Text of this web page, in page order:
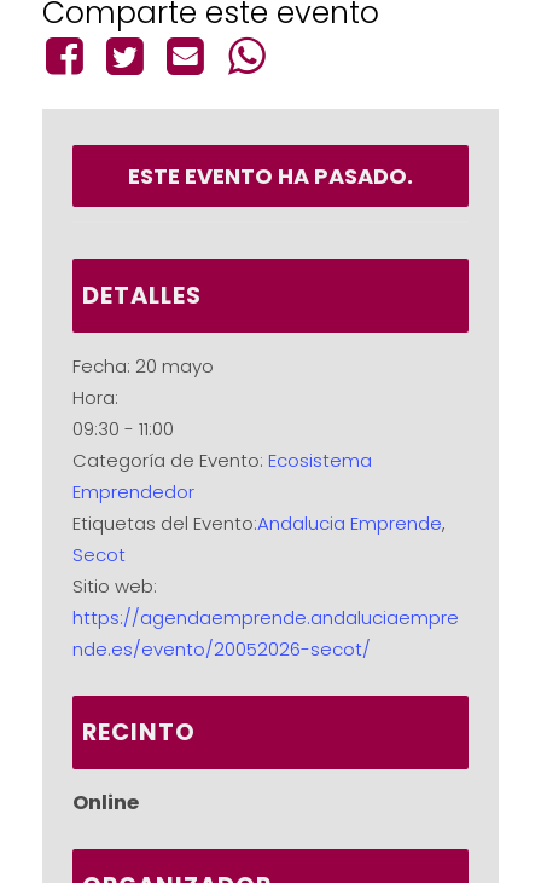
Comparte este evento
ESTE EVENTO HA PASADO.
DETALLES
Fecha: 20 mayo
Hora:
09:30 - 11:00
Categoría de Evento: Ecosistema
Emprendedor
Etiquetas del Evento:Andalucia Emprende,
Secot
Sitio web:
https://agendaemprende.andaluciaempre
nde.es/evento/20052026-secot/
RECINTO
Online